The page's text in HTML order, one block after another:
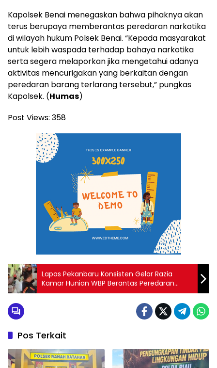
Kapolsek Benai menegaskan bahwa pihaknya akan
terus berupaya memberantas peredaran narkotika
di wilayah hukum Polsek Benai. “Kepada masyarakat
untuk lebih waspada terhadap bahaya narkotika
serta segera melaporkan jika mengetahui adanya
aktivitas mencurigakan yang berkaitan dengan
peredaran barang terlarang tersebut,” pungkas
Kapolsek. (Humas)
Post Views: 358
Lapas Pekanbaru Konsisten Gelar Razia
Kamar Hunian WBP Berantas Peredaran
Narkoba dan Modus Penipuan
Pos Terkait